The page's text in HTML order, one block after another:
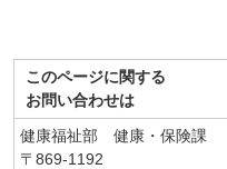
このページに関する
お問い合わせは
健康福祉部 健康・保険課
〒869-1192